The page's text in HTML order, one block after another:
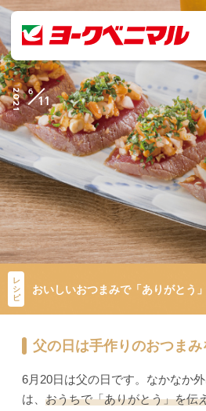
2021 6
11
レ
シ
ピ
おいしいおつまみで「ありがとう
父の日は手作りのおつまみ
6月20日は父の日です。なかなか
は、 おうちで「ありがとう」を伝